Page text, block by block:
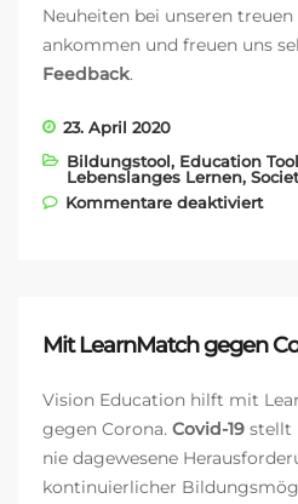
Neuheiten bei unseren
ankommen und freuen uns
Feedback.
23. April 2020
Bildungstool, Education
Lebenslanges Lernen,
Kommentare deaktiviertfür
Mit LearnMatch gegen
Vision Education hilft mit
gegen Corona. Covid-19 stellt
nie dagewesene
kontinuierlicher